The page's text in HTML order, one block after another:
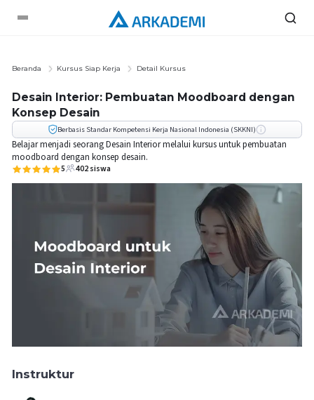
Beranda Kursus Siap Kerja Detail Kursus
Desain Interior: Pembuatan Moodboard dengan
Konsep Desain
Berbasis Standar Kompetensi Kerja Nasional Indonesia (SKKNI)
Belajar menjadi seorang Desain Interior melalui kursus untuk pembuatan
moodboard dengan konsep desain.
5 402siswa
Instruktur